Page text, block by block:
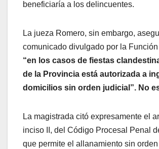
beneficiaría a los delincuentes.
La jueza Romero, sin embargo,
comunicado divulgado por la
“en los casos de fiestas
de la Provincia está autorizada a
domicilios sin orden judicial”. No
La magistrada citó expresamente el
inciso II, del Código Procesal Penal
que permite el allanamiento sin orden